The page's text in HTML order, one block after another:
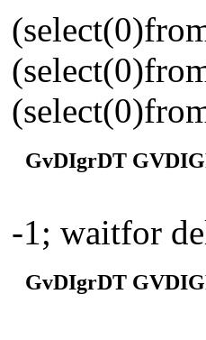
GvDIgrDT
-1; waitfor
GvDIgrDT